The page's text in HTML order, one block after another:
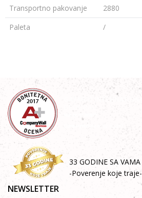
Transportno pakovanje
2880
Paleta
/
Ime/Nadimak
Email adresa
Poruka
33 GODINE SA VAMA
-Poverenje koje traje-
NEWSLETTER